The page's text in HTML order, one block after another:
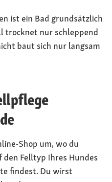
ist ein Bad grundsätzlich
trocknet nur schleppend
baut sich nur langsam
Shop um, wo du
den Felltyp Ihres Hundes
findest. Du wirst